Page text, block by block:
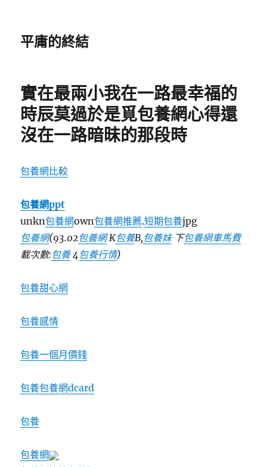
平庸的終結
實在最兩小我在一路最幸福的
時辰莫過於是覓包養網心得還
沒在一路暗昧的那段時
包養網比較
包養網ppt
unkn包養網own包養網推薦.短期包養jpg
包養網(93.02包養網K包養B,包養妹下包養網車馬費
載次數:包養4包養行情)
包養甜心網
包養感情
包養一個月價錢
包養包養網dcard
包養
包養網